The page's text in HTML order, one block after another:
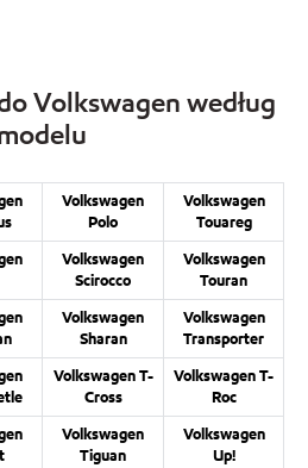
Volkswagen według
Volkswagen
Polo
Volkswagen
Touareg
Volkswagen
Scirocco
Volkswagen
Touran
Volkswagen
Sharan
Volkswagen
Transporter
Volkswagen T-
Cross
Volkswagen T-
Roc
Volkswagen
Tiguan
Volkswagen
Up!